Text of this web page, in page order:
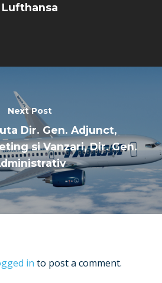
Lufthansa
Next Post
Dir. Gen. Adjunct,
si Vanzari, Dir. Gen.
in to post a comment.